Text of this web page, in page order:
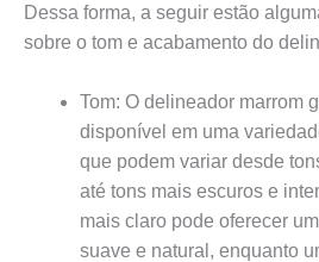
Dessa forma, a seguir estão
sobre o tom e acabamento do
Tom: O delineador marrom
disponível em uma
que podem variar desde
até tons mais escuros e
mais claro pode oferecer
suave e natural, enquanto